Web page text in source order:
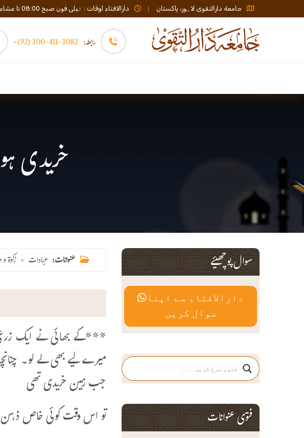
جامعة دارالتقوی لاہور، پاکستان دارالافتاء اوقات : ٹیلی فون صبح 08:00 تا عشاء / بالمشافہ و واٹس ایپ 08:00 تا عصر
رابطہ: 3082-411-300 (92)+
خریدی
عنوانات: عبادات >
***کے بھائی نے ایک
میرے لیے بھی لے لو۔
جب زمین خریدی تھی
تو اس وقت کوئی خاص ذہن
سوال پوچھیئے
دارالافتاء سے اپنا
سوال کریں
فتوی عنوانات